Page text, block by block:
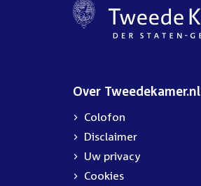
Over Tweedekamer.nl
Colofon
Disclaimer
Uw privacy
Cookies